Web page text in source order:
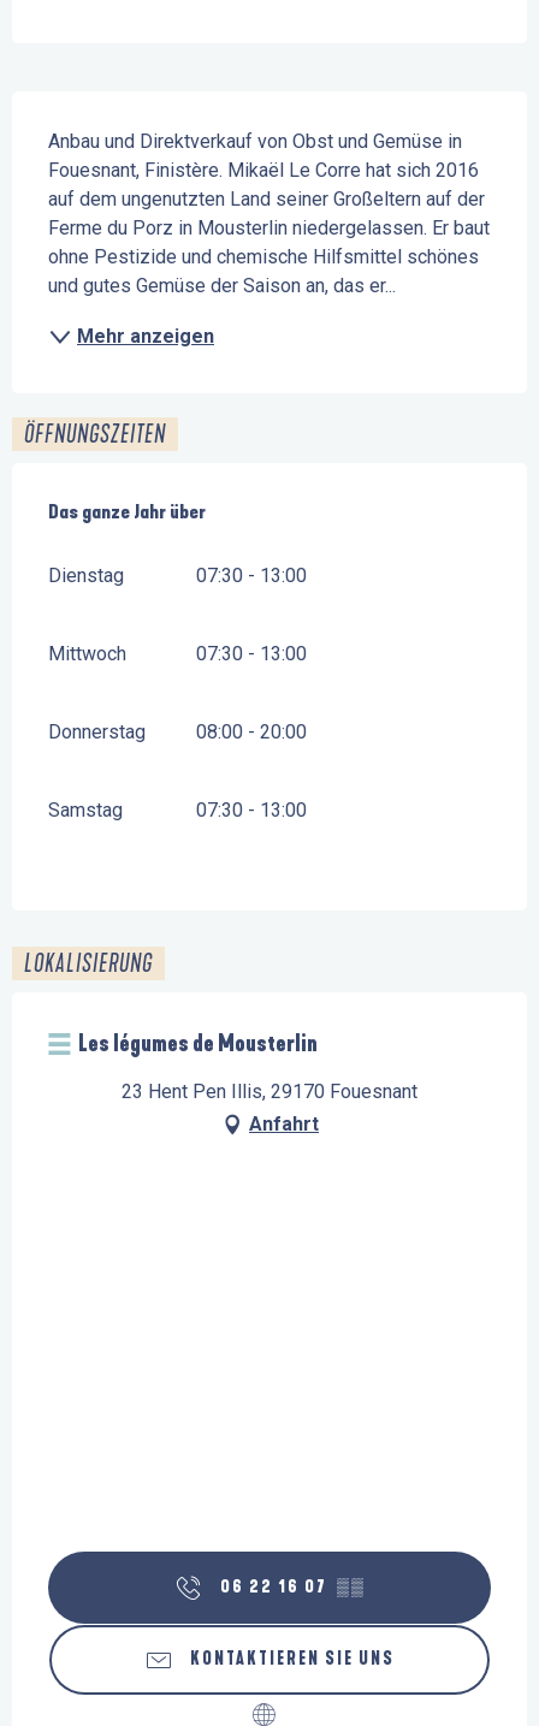
Anbau und Direktverkauf von Obst und Gemüse in
Fouesnant, Finistère. Mikaël Le Corre hat sich 2016
auf dem ungenutzten Land seiner Großeltern auf der
Ferme du Porz in Mousterlin niedergelassen. Er baut
ohne Pestizide und chemische Hilfsmittel schönes
und gutes Gemüse der Saison an, das er...
Mehr anzeigen
ÖFFNUNGSZEITEN
Das ganze Jahr über
Das ganze Jahr über
Dienstag 07:30 - 13:00
Mittwoch 07:30 - 13:00
Donnerstag 08:00 - 20:00
Samstag 07:30 - 13:00
LOKALISIERUNG
Les légumes de Mousterlin
23 Hent Pen Illis, 29170 Fouesnant
Anfahrt
06 22 16 07 ▒▒
KONTAKTIEREN SIE UNS